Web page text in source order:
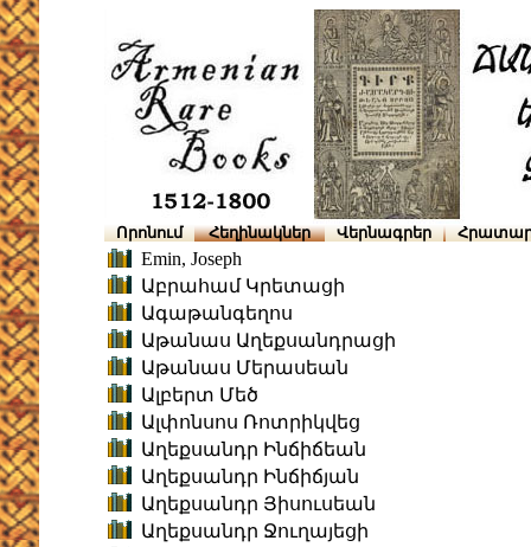
Որոնում Հեղինակներ Վերնագրեր
Emin, Joseph
Աբրահամ Կրետացի
Ագաթանգեղոս
Աթանաս Աղեքսանդրացի
Աթանաս Մերասեան
Ալբերտ Մեծ
Ալփոնսոս Ռոտրիկվեց
Աղեքսանդր Ինճիճեան
Աղեքսանդր Ինճիճյան
Աղեքսանդր Յիսուսեան
Աղեքսանդր Ջուղայեցի